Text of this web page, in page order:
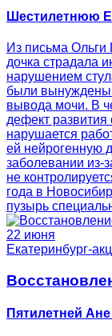
Шестилетнюю
Из письма
дочка страдала
нарушением
были вынуждены
вывода мочи. В
дефект развития
нарушается
ей нейрогенную
заболевании из-
не
года в
пузырь
22 июня
Екатеринбург-
Пятилетней